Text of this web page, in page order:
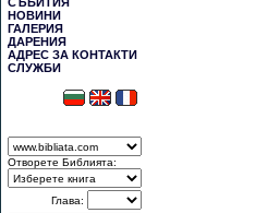
НОВИНИ
ГАЛЕРИЯ
ДАРЕНИЯ
АДРЕС ЗА КОНТАКТИ
СЛУЖБИ
Отворете Библията:
Глава: